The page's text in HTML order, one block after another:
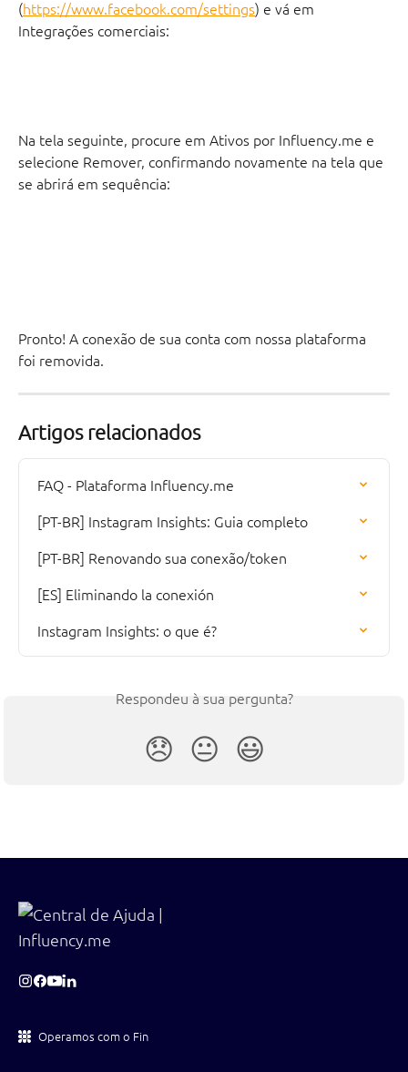
(https://www.facebook.com/settings) e vá em
Integrações comerciais:
Na tela seguinte, procure em Ativos por Influency.me e
selecione Remover, confirmando novamente na tela que
se abrirá em sequência:
Pronto! A conexão de sua conta com nossa plataforma
foi removida.
Artigos relacionados
FAQ - Plataforma Influency.me
[PT-BR] Instagram Insights: Guia completo
[PT-BR] Renovando sua conexão/token
[ES] Eliminando la conexión
Instagram Insights: o que é?
Respondeu à sua pergunta?
😞 😐 😃
Operamos com o Fin